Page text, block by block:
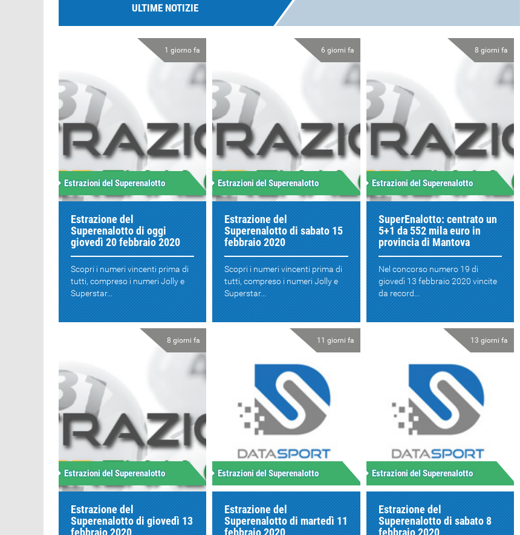
ULTIME NOTIZIE
1 giorno fa
Estrazioni del Superenalotto
Estrazione del
Superenalotto di oggi
giovedì 20 febbraio 2020
Scopri i numeri vincenti prima di
tutti, compreso i numeri Jolly e
Superstar...
6 giorni fa
Estrazioni del Superenalotto
Estrazione del
Superenalotto di sabato 15
febbraio 2020
Scopri i numeri vincenti prima di
tutti, compreso i numeri Jolly e
Superstar...
8 giorni fa
Estrazioni del Superenalotto
SuperEnalotto: centrato un
5+1 da 552 mila euro in
provincia di Mantova
Nel concorso numero 19 di
giovedì 13 febbraio 2020 vincite
da record...
8 giorni fa
Estrazioni del Superenalotto
Estrazione del
Superenalotto di giovedì 13
febbraio 2020
11 giorni fa
Estrazioni del Superenalotto
Estrazione del
Superenalotto di martedì 11
febbraio 2020
13 giorni fa
Estrazioni del Superenalotto
Estrazione del
Superenalotto di sabato 8
febbraio 2020